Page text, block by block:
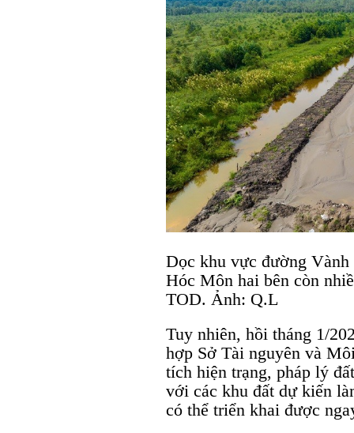
Dọc khu vực đường
Hóc Môn hai bên còn
TOD. Ảnh: Q.L
Tuy nhiên, hồi tháng 1/
hợp Sở Tài nguyên và
tích hiện trạng, pháp lý
với các khu đất dự kiến
có thể triển khai được